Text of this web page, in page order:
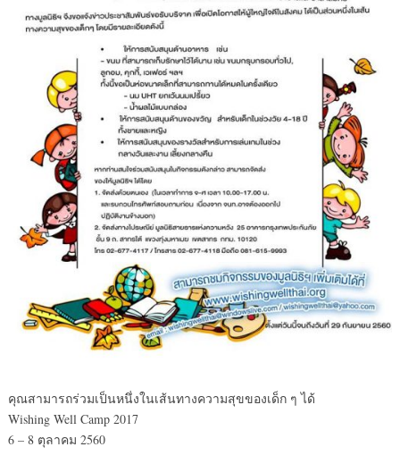
คุณสามารถร่วมเป็นหนึ่งในเส้นทางความสุขของเด็ก ๆ ได้
Wishing Well Camp 2017
6 – 8 ตุลาคม 2560